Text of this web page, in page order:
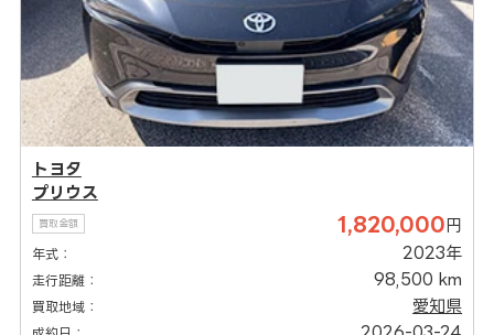
トヨタ
プリウス
買取金額 1,820,000 円
年式： 2023年
走行距離： 98,500 km
買取地域： 愛知県